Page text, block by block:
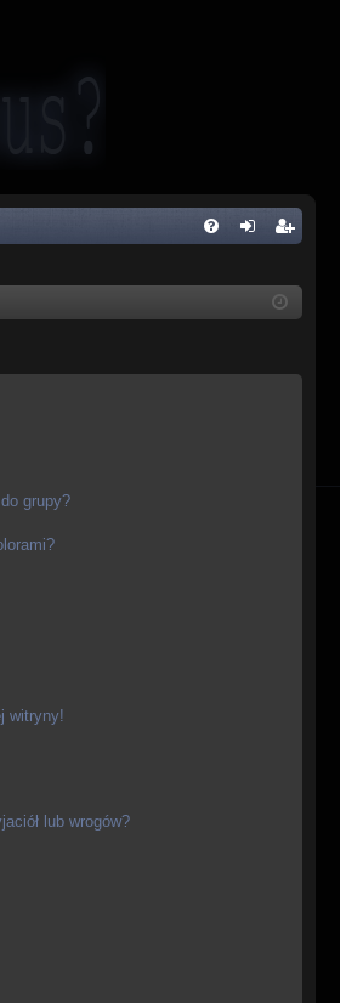
si
ej
tru
grupy?
witryny!
lub wrogów?